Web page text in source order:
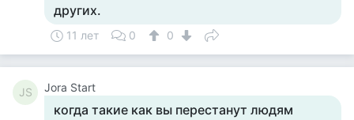
других.
11 лет 0 0
JS Jora Start
когда такие как вы перестанут людям